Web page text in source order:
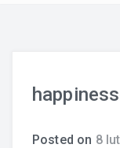
Posted on 8